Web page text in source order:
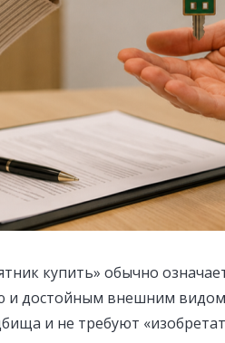
купить» обычно
и достойным внешним
и не требуют